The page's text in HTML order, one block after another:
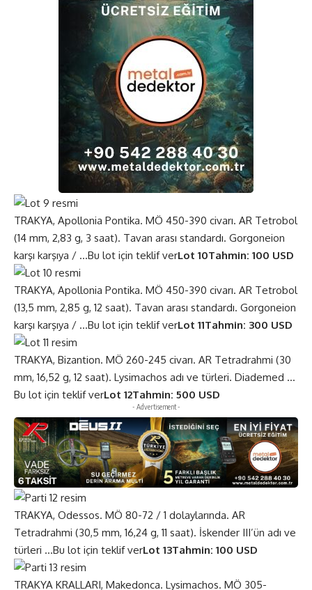
TRAKYA, Apollonia Pontika. MÖ 450-390 civarı. AR Tetrobol
(14 mm, 2,83 g, 3 saat). Tavan arası standardı. Gorgoneion
karşı karşıya / …Bu lot için teklif verLot 10Tahmin: 100 USD
TRAKYA, Apollonia Pontika. MÖ 450-390 civarı. AR Tetrobol
(13,5 mm, 2,85 g, 12 saat). Tavan arası standardı. Gorgoneion
karşı karşıya / …Bu lot için teklif verLot 11Tahmin: 300 USD
TRAKYA, Bizantion. MÖ 260-245 civarı. AR Tetradrahmi (30
mm, 16,52 g, 12 saat). Lysimachos adı ve türleri. Diademed …
Bu lot için teklif verLot 12Tahmin: 500 USD
- Advertisement -
TRAKYA, Odessos. MÖ 80-72 / 1 dolaylarında. AR
Tetradrahmi (30,5 mm, 16,24 g, 11 saat). İskender III’ün adı ve
türleri …Bu lot için teklif verLot 13Tahmin: 100 USD
TRAKYA KRALLARI, Makedonca. Lysimachos. MÖ 305-